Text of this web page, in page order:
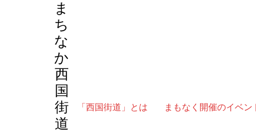
ま
ち
な
か
西
国
街
道
「西国街道」とは まもなく開催のイベン